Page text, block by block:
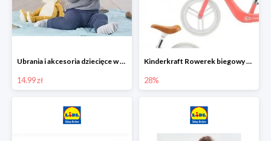
Ubrania i akcesoria dziecięce w Lidlu Online od 14,99 zł
14.99 zł
Kinderkraft Rowerek biegowy Fly
28%